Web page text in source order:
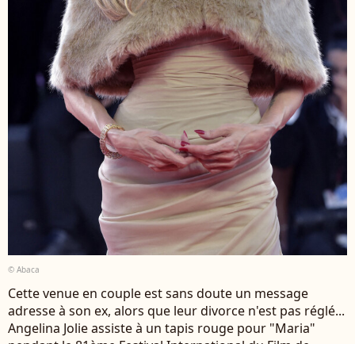
© Abaca
Cette venue en couple est sans doute un message
adresse à son ex, alors que leur divorce n'est pas réglé...
Angelina Jolie assiste à un tapis rouge pour "Maria"